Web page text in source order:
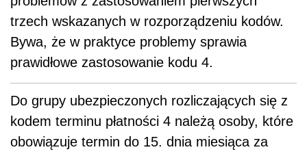
trzech wskazanych w rozporządzeniu kodów.
Bywa, że w praktyce problemy sprawia
prawidłowe zastosowanie kodu 4.
Do grupy ubezpieczonych rozliczających się z
kodem terminu płatności 4 należą osoby, które
obowiązuje termin do 15. dnia miesiąca za